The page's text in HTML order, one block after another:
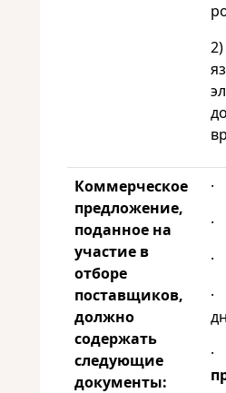
Коммерческое
предложение,
поданное на
участие в
отборе
поставщиков,
должно
содержать
следующие
документы:
·
·
·
·